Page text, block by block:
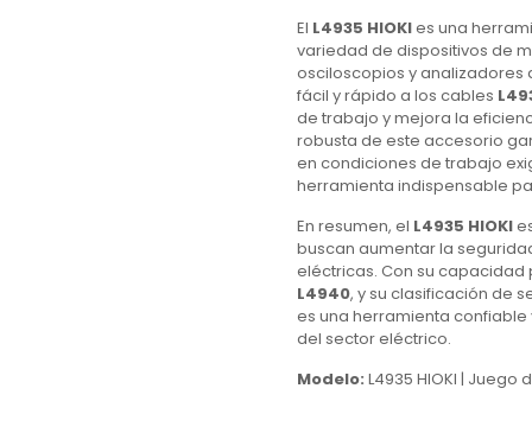
El L4935 HIOKIes una
variedad de dispositivos de
osciloscopios y analizadores
fácil y rápido a los cables
de trabajo y mejora la
robusta de este accesorio
en condiciones de trabajo
herramienta indispensable
En resumen, el L4935 HIOKI
buscan aumentar la
eléctricas. Con su
L4940, y su clasificación de
es una herramienta
del sector eléctrico.
Modelo: L4935 HIOKI |